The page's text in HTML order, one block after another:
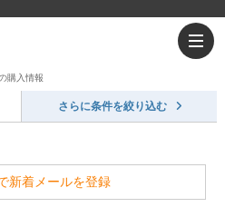
購入情報
さらに条件を絞り込む
新着メールを登録